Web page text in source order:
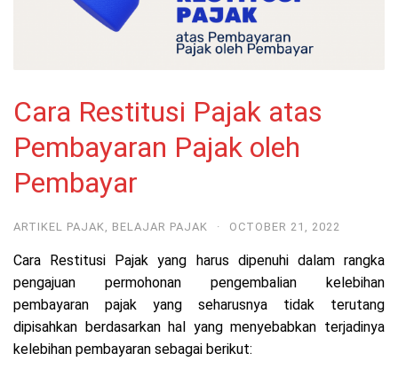
Cara Restitusi Pajak atas
Pembayaran Pajak oleh
Pembayar
ARTIKEL PAJAK BELAJAR PAJAK · OCTOBER 21, 2022
Cara Restitusi Pajak yang harus dipenuhi dalam rangka
pengajuan permohonan pengembalian kelebihan
pembayaran pajak yang seharusnya tidak terutang
dipisahkan berdasarkan hal yang menyebabkan terjadinya
kelebihan pembayaran sebagai berikut: